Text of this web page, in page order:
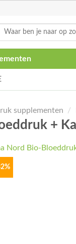
Zoeken
supplementen /
+